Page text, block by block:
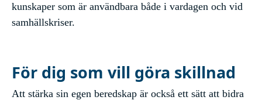
kunskaper som är användbara både i vardagen och vid
samhällskriser.
För dig som vill göra skillnad
Att stärka sin egen beredskap är också ett sätt att bidra